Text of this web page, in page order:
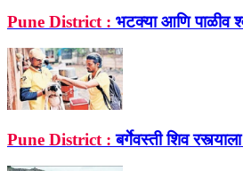
Pune District : भटक्या आणि पाळीव
Pune District : बर्गेवस्ती शिव